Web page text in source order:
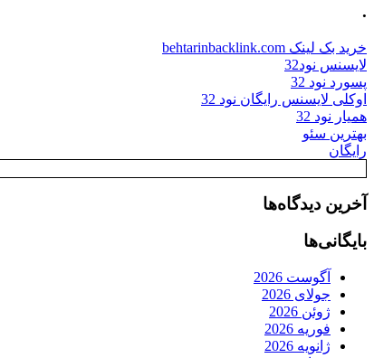
.
خرید بک لینک behtarinbacklink.com
لایسنس نود32
پسورد نود 32
اوکلی لایسنس رایگان نود 32
همیار نود 32
بهترین سئو
رایگان
آخرین دیدگاه‌ها
بایگانی‌ها
آگوست 2026
جولای 2026
ژوئن 2026
فوریه 2026
ژانویه 2026